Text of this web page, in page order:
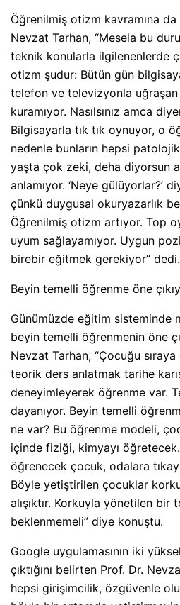
Öğrenilmiş otizm kavramına
Nevzat Tarhan, “Mesela bu
teknik konularla ilgilenenlerde
otizm şudur: Bütün gün
telefon ve televizyonla
kuramıyor. Nasılsınız amca
Bilgisayarla tık tık oynuyor, o
nedenle bunların hepsi
yaşta çok zeki, deha diyorsun
anlamıyor. ‘Neye gülüyorlar?’
çünkü duygusal okuryazarlık
Öğrenilmiş otizm artıyor. Top
uyum sağlayamıyor. Uygun
birebir eğitmek gerekiyor” dedi.
Beyin temelli öğrenme öne
Günümüzde eğitim sisteminde
beyin temelli öğrenmenin öne
Nevzat Tarhan, “Çocuğu
teorik ders anlatmak tarihe
deneyimleyerek öğrenme var.
dayanıyor. Beyin temelli
ne var? Bu öğrenme modeli,
içinde fiziği, kimyayı
öğrenecek çocuk, odalara
Böyle yetiştirilen çocuklar
alışıktır. Korkuyla yönetilen bir
beklenmemeli” diye konuştu.
Google uygulamasının iki
çıktığını belirten Prof. Dr.
hepsi girişimcilik, özgüvenle